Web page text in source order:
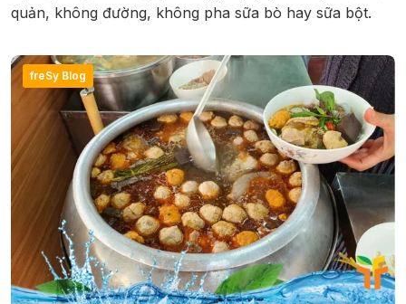
quản, không đường, không pha sữa bò hay sữa bột.
freSy Blog